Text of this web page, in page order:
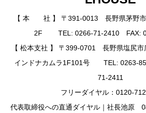
【 本 社 】 〒391-0013 長野県茅野市
2F TEL: 0266-71-2410 FAX:
【 松本支社 】 〒399-0701 長野県塩尻市
インドナカムラ1F101号 TEL: 0263-
71-2411
フリーダイヤル：0120-
代表取締役への直通ダイヤル｜社長池